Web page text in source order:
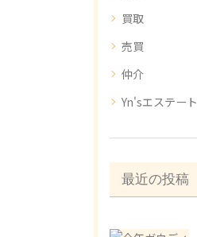
買取
売買
仲介
Yn'sエステート
最近の投稿